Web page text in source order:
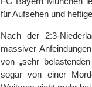
für Aufsehen und
Nach der 2:3-
massiver
von „sehr
sogar von einer